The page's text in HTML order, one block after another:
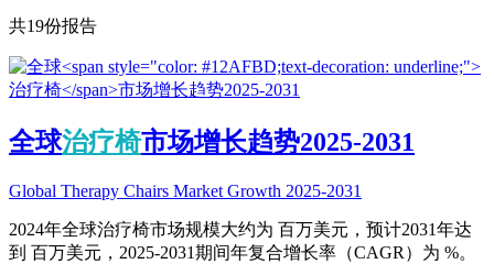
共19份报告
全球治疗椅市场增长趋势2025-2031
Global Therapy Chairs Market Growth 2025-2031
2024年全球治疗椅市场规模大约为 百万美元，预计2031年达
到 百万美元，2025-2031期间年复合增长率（CAGR）为 %。